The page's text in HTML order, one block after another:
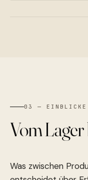
03 — EINBLICKE
Vom Lager
Was zwischen